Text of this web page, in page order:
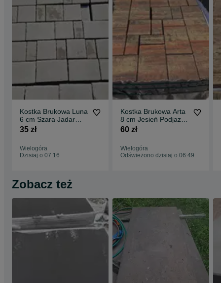
Kostka Brukowa Luna
6 cm Szara Jadar
Okazja Podjazd
35 zł
Wielogóra
Dzisiaj o 07:16
Kostka Brukowa Arta
8 cm Jesień Podjazd
Taras Okazja
60 zł
Wielogóra
Odświeżono dzisiaj o 06:49
Zobacz też